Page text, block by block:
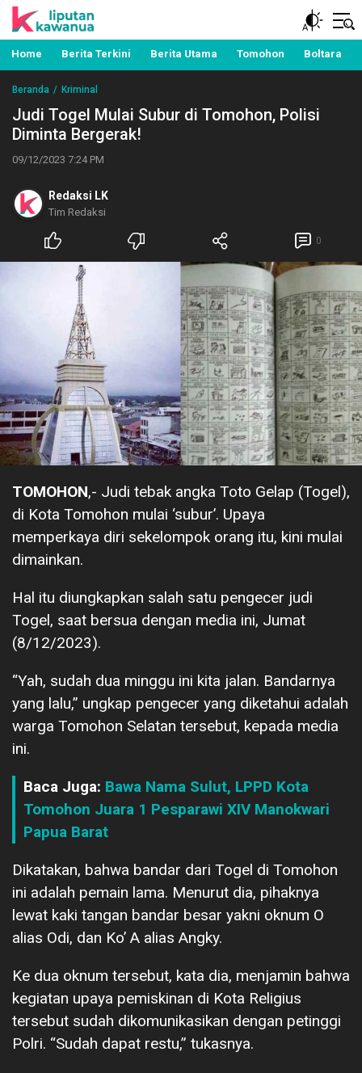
Liputan Kawanua
Berita Manado, Sulawesi Utara, Kawanua, Politik,
Pemerintahan, Hukum Kriminal dan Nasional
Home Berita Terkini Berita Utama Tomohon Boltara
Beranda Kriminal
Judi Togel Mulai Subur di Tomohon, Polisi
Diminta Bergerak!
09/12/2023 7:24 PM
Redaksi LK
Tim Redaksi
0
TOMOHON,- Judi tebak angka Toto Gelap (Togel),
di Kota Tomohon mulai ‘subur’. Upaya
memperkaya diri sekelompok orang itu, kini mulai
dimainkan.
Hal itu diungkapkan salah satu pengecer judi
Togel, saat bersua dengan media ini, Jumat
(8/12/2023).
“Yah, sudah dua minggu ini kita jalan. Bandarnya
yang lalu,” ungkap pengecer yang diketahui adalah
warga Tomohon Selatan tersebut, kepada media
ini.
Baca Juga: Bawa Nama Sulut, LPPD Kota
Tomohon Juara 1 Pesparawi XIV Manokwari
Papua Barat
Dikatakan, bahwa bandar dari Togel di Tomohon
ini adalah pemain lama. Menurut dia, pihaknya
lewat kaki tangan bandar besar yakni oknum O
alias Odi, dan Ko’ A alias Angky.
Ke dua oknum tersebut, kata dia, menjamin bahwa
kegiatan upaya pemiskinan di Kota Religius
tersebut sudah dikomunikasikan dengan petinggi
Polri. “Sudah dapat restu,” tukasnya.